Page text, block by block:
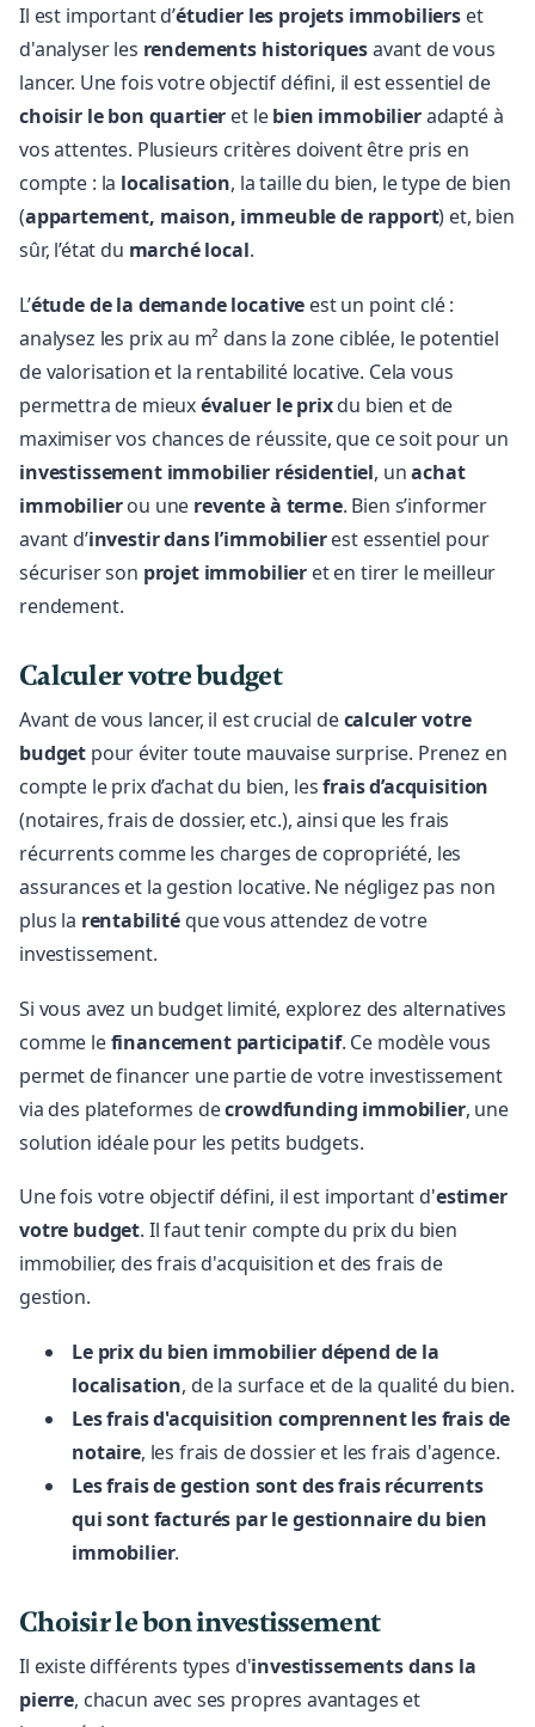
Il est important d’étudier les projets immobiliers et
d'analyser les rendements historiquesavant de vous
lancer. Une fois votre objectif défini, il est essentiel de
choisir le bon quartier et lebien immobilieradapté à
vos attentes. Plusieurs critères doivent être pris en
compte : la localisation, la taille du bien, le type de bien
(appartement, maison, immeuble de rapport) et, bien
sûr, l’état du marché local.
L’étude de la demande locative est un point clé :
analysez les prix au m² dans la zone ciblée, le potentiel
de valorisation et la rentabilité locative. Cela vous
permettra de mieuxévaluer le prixdu bien et de
maximiser vos chances de réussite, que ce soit pour un
investissement immobilier résidentiel, unachat
immobilierou une revente à terme. Bien s’informer
avant d’investir dans l’immobilierest essentiel pour
sécuriser son projet immobilier et en tirer le meilleur
rendement.
Calculer votre budget
Avant de vous lancer, il est crucial decalculer votre
budget pour éviter toute mauvaise surprise. Prenez en
compte le prix d’achat du bien, lesfrais d’acquisition
(notaires, frais de dossier, etc.), ainsi que les frais
récurrents comme les charges de copropriété, les
assurances et la gestion locative. Ne négligez pas non
plus la rentabilitéque vous attendez de votre
investissement.
Si vous avez un budget limité, explorez des alternatives
comme lefinancement participatif. Ce modèle vous
permet de financer une partie de votre investissement
via des plateformes decrowdfunding immobilier, une
solution idéale pour les petits budgets.
Une fois votre objectif défini, il est important d'estimer
votre budget. Il faut tenir compte du prix du bien
immobilier, des frais d'acquisition et des frais de
gestion.
Le prix du bien immobilier dépend de la
localisation, de la surface et de la qualité du bien.
Les frais d'acquisition comprennent les frais de
notaire, les frais de dossier et les frais d'agence.
Les frais de gestion sont des frais récurrents
qui sont facturés par le gestionnaire du bien
immobilier.
Choisir le bon investissement
Il existe différents types d'investissements dans la
pierre, chacun avec ses propres avantages et